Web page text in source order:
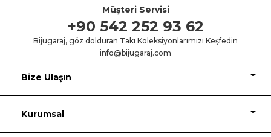
Müşteri Servisi
+90 542 252 93 62
Bijugaraj, göz dolduran Takı Koleksiyonlarımızı Keşfedin
info@bijugaraj.com
Bize Ulaşın
Kurumsal